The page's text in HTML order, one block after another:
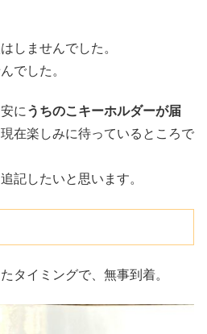
しませんでした。
でした。
に うちのこキーホルダーが届
在楽しみに待っているところで
記したいと思います。
タイミングで、無事到着。